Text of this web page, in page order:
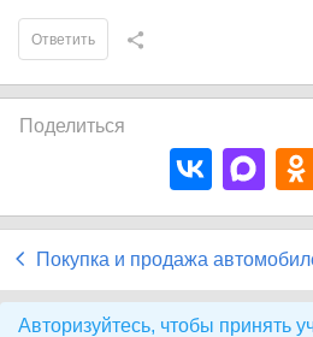
Ответить
Поделиться
Покупка и продажа
Авторизуйтесь, чтобы принять